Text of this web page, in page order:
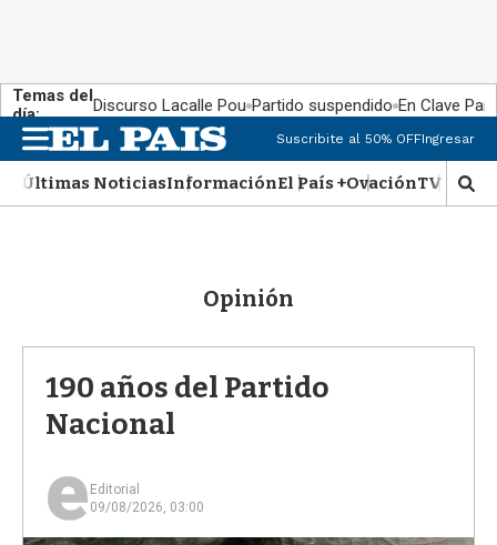
Temas del
día:
Discurso Lacalle Pou Partido suspendido En Clave País
M
e
n
u
Suscribite al 50% OFFIngresar
Últimas NoticiasInformaciónEl País +OvaciónTV Show
M
o
b
Opinión
190 años del Partido
Nacional
Editorial
09/08/2026, 03:00